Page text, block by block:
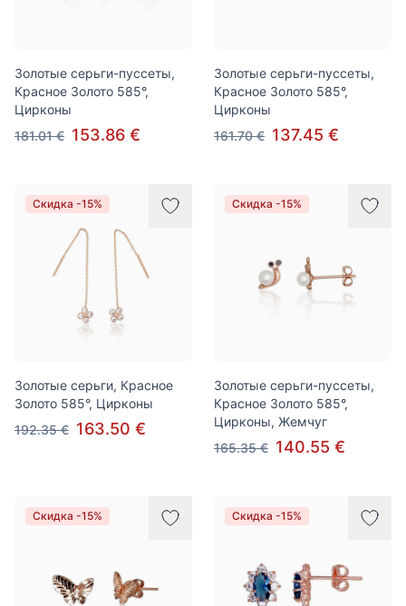
Золотые серьги-пуссеты,
Красное Золото 585°,
Цирконы
181.01 € 153.86 €
Золотые серьги-пуссеты,
Красное Золото 585°,
Цирконы
161.70 € 137.45 €
Скидка -15%
Золотые серьги, Красное
Золото 585°, Цирконы
192.35 € 163.50 €
Скидка -15%
Золотые серьги-пуссеты,
Красное Золото 585°,
Цирконы, Жемчуг
165.35 € 140.55 €
Скидка -15% Скидка -15%